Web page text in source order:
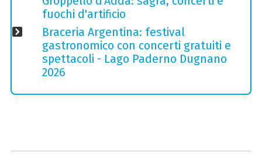
fuochi d'artificio
Braceria Argentina: festival
gastronomico con concerti gratuiti e
spettacoli - Lago Paderno Dugnano
2026